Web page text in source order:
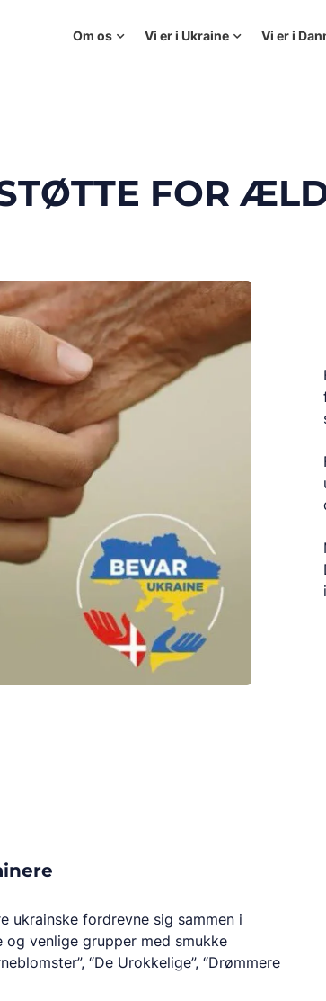
Om os Vi er i Ukraine Vi er i
FOR
fordrevne sig sammen i
venlige grupper med smukke
“De Urokkelige”, “Drømmere